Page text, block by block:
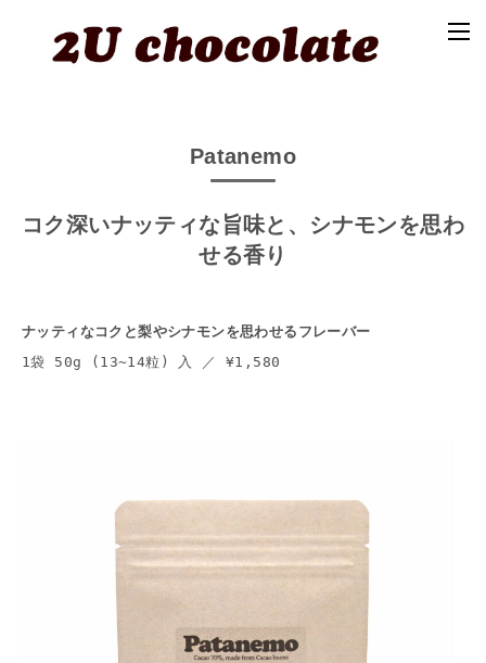
Patanemo
コク深いナッティな旨味と、シナモンを思わ
せる香り
ナッティなコクと梨やシナモンを思わせるフレーバー
1袋 50g (13~14粒) 入 ／ ¥1,580